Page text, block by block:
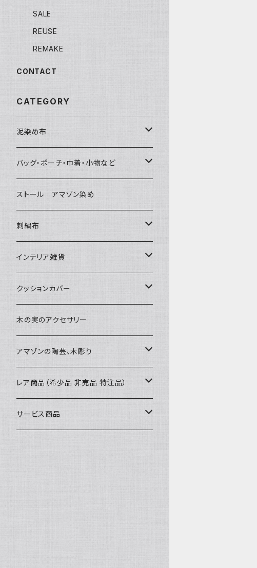
SALE
REUSE
REMAKE
CONTACT
CATEGORY
泥染め布
大判布150-特大250cm ベッドカバ
ー
中型布 30-90cm
30-50
小型布 コースター・カフェマット・ポ
ットマット
小型マット（正方形）
細長布 ロング テーブルランナー
バッグ・ポーチ・巾着・小物など
バッグ
草木染めと泥染め
帆布の泥染め
ポシェット・ポーチ・巾着
ポシェット・ショルダー
ポーチ・丸ポーチ・クラッチバッグ
パッチワーク
その他
ブックカバー
ストール アマゾン染め
刺繍布
大判刺繍腰巻
大判泥染め刺繍
小型・中型刺繍雑貨
インテリア雑貨
額装・木枠・パネル
テーブルコーディネート
コースター
カフェマット
ティッシュケースカバー
クッションカバー
小さめ 35cmより
40〜43cm
45cmx45cm
大きめ 50cmx50cm
木の実のアクセサリー
アマゾンの陶芸、木彫り
素焼きの器、動物たち
木彫りのアルマジロ、動物たち
レア商品（希少品 非売品 特注品）
泥染め布途中図
サービス商品